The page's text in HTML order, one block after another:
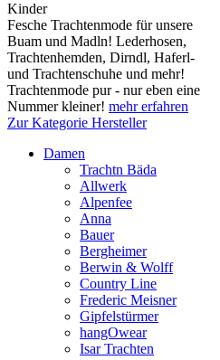
Kinder
Fesche Trachtenmode für unsere
Buam und Madln! Lederhosen,
Trachtenhemden, Dirndl, Haferl-
und Trachtenschuhe und mehr!
Trachtenmode pur - nur eben eine
Nummer kleiner! mehr erfahren
Zur Kategorie Hersteller
Damen
Trachtn Bäda
Allwerk
Alpenfee
Anna
Bauer
Bergheimer
Berwin & Wolff
Country Line
Frederic Meisner
Gipfelstürmer
hangOwear
Isar Trachten